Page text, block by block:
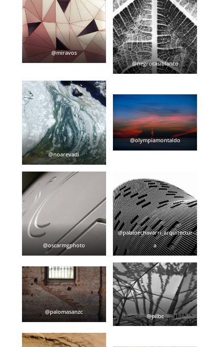
@miravos
@negrocasiblanco
@noarevadi
@olympiamontaldo
@oscarmgphoto
@pabloechavarri_arquitectur
a
@palomasanzc
@pilbc